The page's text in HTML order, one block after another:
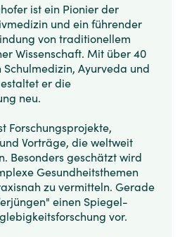
ist ein Pionier der
und ein führender
von traditionellem
Wissenschaft. Mit über 40
Schulmedizin, Ayurveda und
er die
neu.
Forschungsprojekte,
Vorträge, die weltweit
Besonders geschätzt wird
Gesundheitsthemen
zu vermitteln. Gerade
einen Spiegel-
vor.